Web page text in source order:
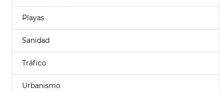
Playas
Sanidad
Tráfico
Urbanismo